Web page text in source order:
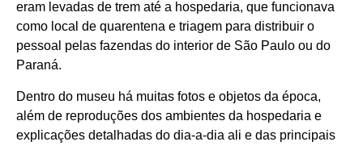
eram levadas de trem até a hospedaria, que funcionava
como local de quarentena e triagem para distribuir o
pessoal pelas fazendas do interior de São Paulo ou do
Paraná.
Dentro do museu há muitas fotos e objetos da época,
além de reproduções dos ambientes da hospedaria e
explicações detalhadas do dia-a-dia ali e das principais